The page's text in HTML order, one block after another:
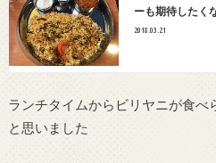
ーも期待したく
2018.03.21
ランチタイムからビリヤニが食べ
と思いました